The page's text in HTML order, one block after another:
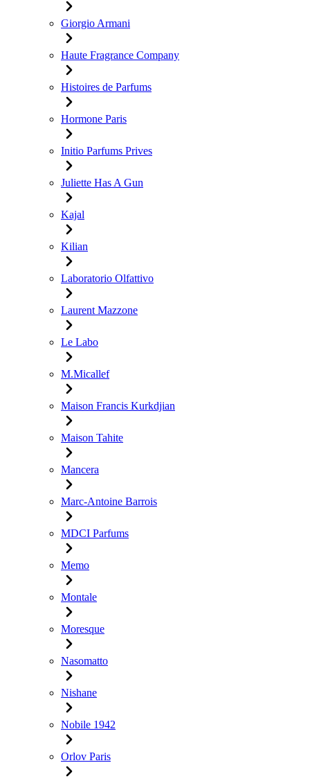
Giorgio Armani
Haute Fragrance Company
Histoires de Parfums
Hormone Paris
Initio Parfums Prives
Juliette Has A Gun
Kajal
Kilian
Laboratorio Olfattivo
Laurent Mazzone
Le Labo
M.Micallef
Maison Francis Kurkdjian
Maison Tahite
Mancera
Marc-Antoine Barrois
MDCI Parfums
Memo
Montale
Moresque
Nasomatto
Nishane
Nobile 1942
Orlov Paris